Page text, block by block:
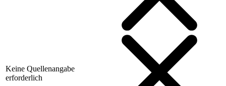
Keine Quellenangabe
erforderlich